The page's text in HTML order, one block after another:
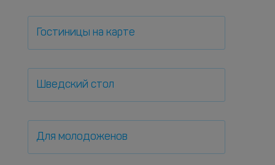
Гостиницы на карте
Шведский стол
Для молодоженов